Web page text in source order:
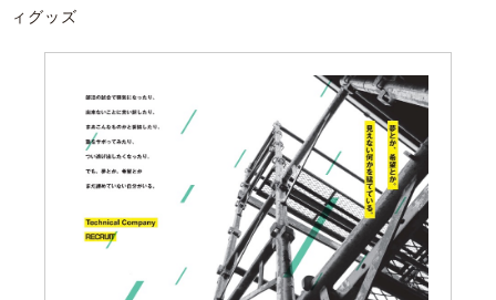
ィグッズ